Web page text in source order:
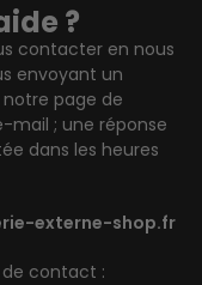
?
contacter en nous
envoyant un
page de
mail ; une réponse
dans les heures
externe-shop.fr
contact :